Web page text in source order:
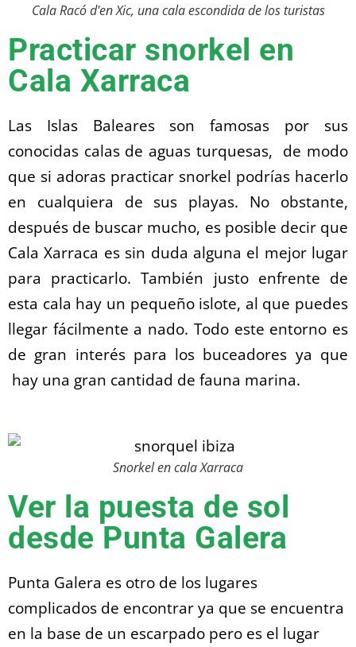
Cala Racó d'en Xic, una cala escondida de los turistas
Practicar snorkel en
Cala Xarraca
Las Islas Baleares son famosas por sus
conocidas calas de aguas turquesas, de modo
que si adoras practicar snorkel podrías hacerlo
en cualquiera de sus playas. No obstante,
después de buscar mucho, es posible decir que
Cala Xarraca es sin duda alguna el mejor lugar
para practicarlo. También justo enfrente de
esta cala hay un pequeño islote, al que puedes
llegar fácilmente a nado. Todo este entorno es
de gran interés para los buceadores ya que
hay una gran cantidad de fauna marina.
Snorkel en cala Xarraca
Ver la puesta de sol
desde Punta Galera
Punta Galera es otro de los lugares
complicados de encontrar ya que se encuentra
en la base de un escarpado pero es el lugar